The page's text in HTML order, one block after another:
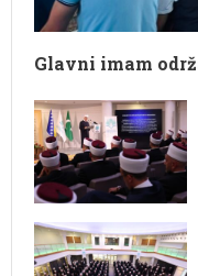
Glavni imam